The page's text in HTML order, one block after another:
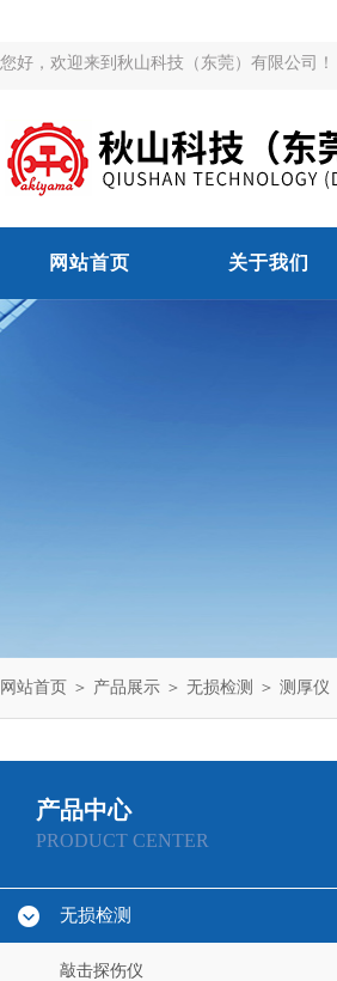
您好，欢迎来到秋山科技（东莞）有限公司！
网站首页 关于我们
网站首页 ＞ 产品展示 ＞ 无损检测 ＞ 测厚仪
产品中心
PRODUCT CENTER
无损检测
敲击探伤仪